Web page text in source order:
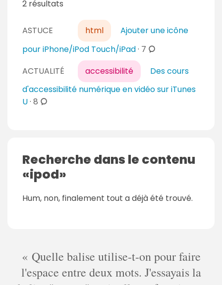
2 résultats
ASTUCE html
Ajouter une icône
pour iPhone/iPod Touch/iPad· 7 c
m
m
r
ACTUALITÉ accessibilité
Des cours
d'accessibilité numérique en vidéo sur iTunes
U· 8 c
n
t
i
Recherche dans le contenu
ipod
Hum, non, finalement tout a déjà été trouvé.
Quelle balise utilise-t-on pour faire
l'espace entre deux mots. J'essayais la